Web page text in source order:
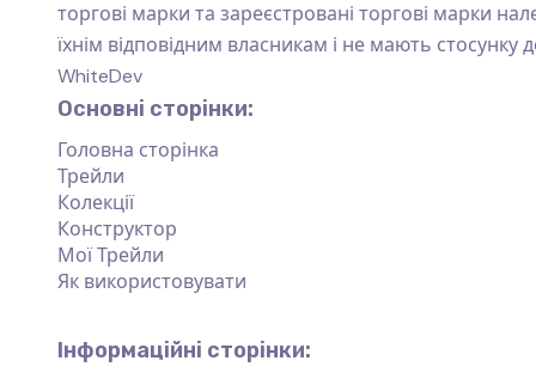
торгові марки та зареєстровані торгові марки
їхнім відповідним власникам і не мають стосунку
WhiteDev
Основні сторінки:
Головна сторінка
Трейли
Колекції
Конструктор
Мої Трейли
Як використовувати
Інформаційні сторінки: